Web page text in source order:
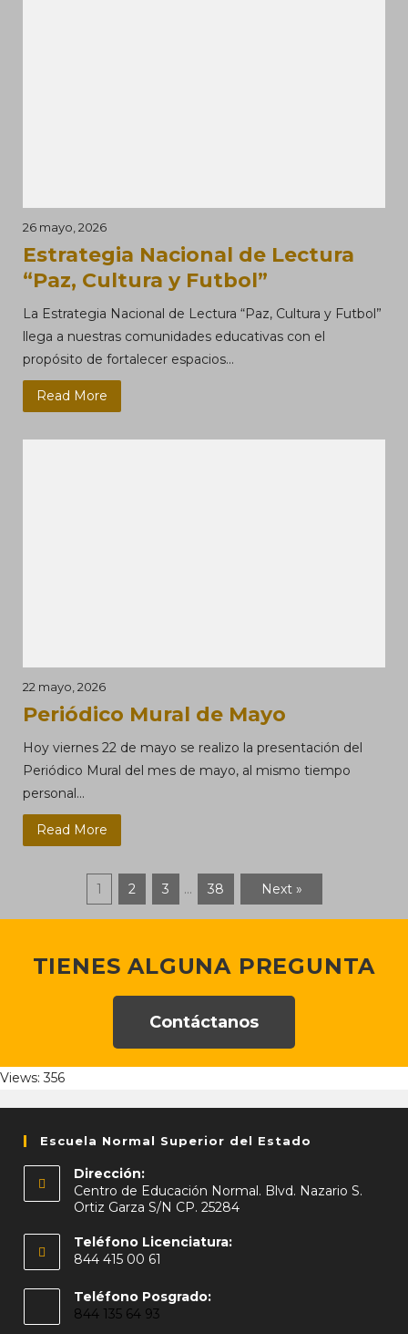
26 mayo, 2026
Estrategia Nacional de Lectura
“Paz, Cultura y Futbol”
La Estrategia Nacional de Lectura “Paz, Cultura y Futbol”
llega a nuestras comunidades educativas con el
propósito de fortalecer espacios...
Read More
22 mayo, 2026
Periódico Mural de Mayo
Hoy viernes 22 de mayo se realizo la presentación del
Periódico Mural del mes de mayo, al mismo tiempo
personal...
Read More
1 2 3 … 38 Next »
TIENES ALGUNA PREGUNTA
Contáctanos
Views: 356
Escuela Normal Superior del Estado
Dirección:
Centro de Educación Normal. Blvd. Nazario S.
Ortiz Garza S/N CP. 25284
Teléfono Licenciatura:
844 415 00 61
Teléfono Posgrado:
844 135 64 93